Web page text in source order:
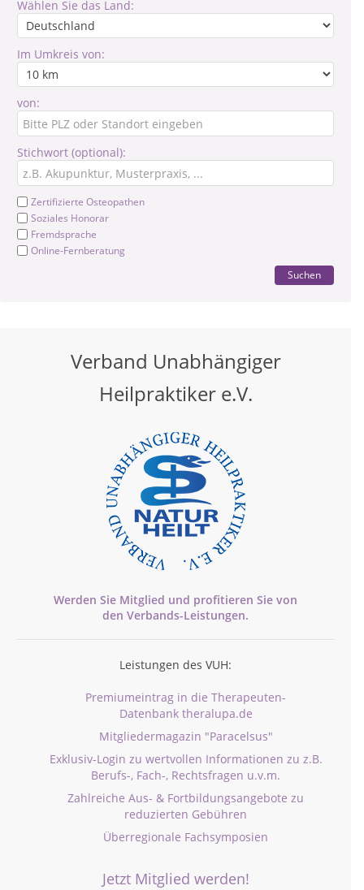
Wählen Sie das Land:
Im Umkreis von:
von:
Stichwort (optional):
Zertifizierte Osteopathen
Soziales Honorar
Fremdsprache
Online-Fernberatung
Suchen
Verband Unabhängiger
Heilpraktiker e.V.
Werden Sie Mitglied und profitieren Sie von
den Verbands-Leistungen.
Leistungen des VUH:
Premiumeintrag in die Therapeuten-
Datenbank theralupa.de
Mitgliedermagazin "Paracelsus"
Exklusiv-Login zu wertvollen Informationen zu z.B.
Berufs-, Fach-, Rechtsfragen u.v.m.
Zahlreiche Aus- & Fortbildungsangebote zu
reduzierten Gebühren
Überregionale Fachsymposien
Jetzt Mitglied werden!